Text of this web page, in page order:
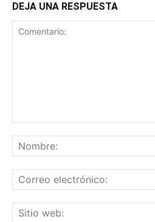
DEJA UNA RESPUESTA